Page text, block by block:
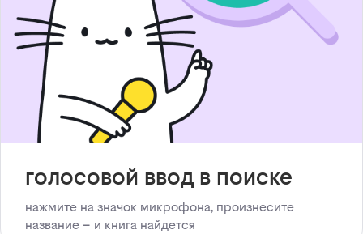
голосовой ввод в поиске
нажмите на значок микрофона, произнесите
название – и книга найдется